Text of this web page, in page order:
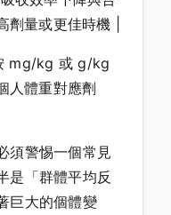
量或更佳時機 |
mg/kg 或 g/kg
人體重對應劑
須警惕一個常見
是「群體平均反
巨大的個體變